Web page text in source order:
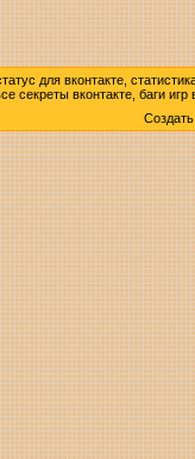
для вконтакте,
секреты вконтакте, баги